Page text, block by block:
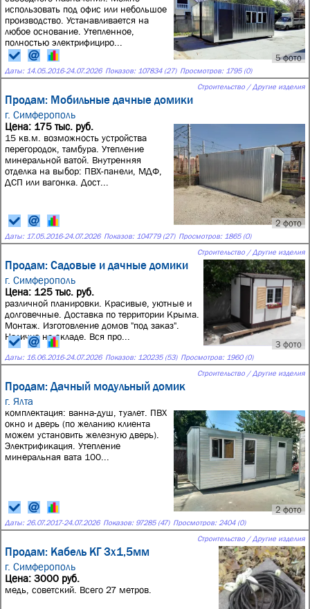
5 фото
использовать под офис или небольшое
производство. Устанавливается на
любое основание. Утепленное,
полностью электрифициро...
Даты: 14.05.2016-24.07.2026 Показов: 107834 (27) Просмотров: 1795 (0)
Строительство / Другие изделия
Продам: Мобильные дачные домики
г. Симферополь
2 фото
Цена: 175 тыс. руб.
15 кв.м. возможность устройства
перегородок, тамбура. Утепление
минеральной ватой. Внутренняя
отделка на выбор: ПВХ-панели, МДФ,
ДСП или вагонка. Дост...
Даты: 17.05.2016-24.07.2026 Показов: 104779 (27) Просмотров: 1865 (0)
Строительство / Другие изделия
Продам: Садовые и дачные домики
г. Симферополь
3 фото
Цена: 125 тыс. руб.
различной планировки. Красивые, уютные и
долговечные. Доставка по территории Крыма.
Монтаж. Изготовление домов "под заказ".
Наличие на складе. Вся про...
Даты: 16.06.2016-24.07.2026 Показов: 120235 (53) Просмотров: 1960 (0)
Строительство / Другие изделия
Продам: Дачный модульный домик
г. Ялта
2 фото
комплектация: ванна-душ, туалет. ПВХ
окно и дверь (по желанию клиента
можем установить железную дверь).
Электрификация. Утепление
минеральная вата 100...
Даты: 26.07.2017-24.07.2026 Показов: 97285 (47) Просмотров: 2404 (0)
Строительство / Другие изделия
Продам: Кабель КГ 3х1,5мм
г. Симферополь
Цена: 3000 руб.
медь, советский. Всего 27 метров.